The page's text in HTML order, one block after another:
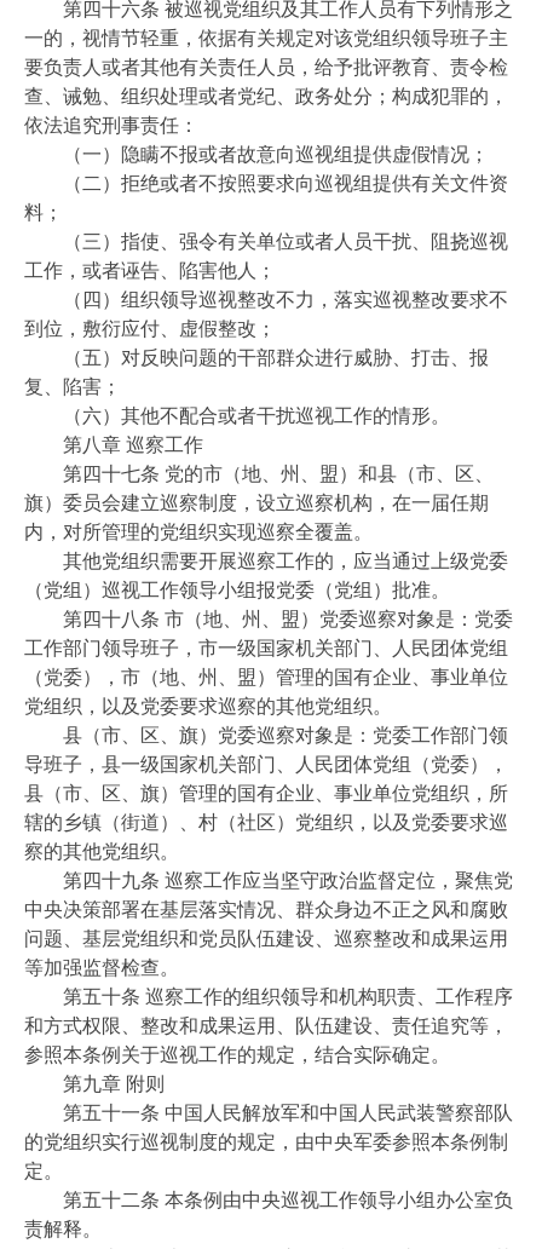
第四十六条 被巡视党组织及其工作人员有下列情形之
一的，视情节轻重，依据有关规定对该党组织领导班子主
要负责人或者其他有关责任人员，给予批评教育、责令检
查、诫勉、组织处理或者党纪、政务处分；构成犯罪的，
依法追究刑事责任：
（一）隐瞒不报或者故意向巡视组提供虚假情况；
（二）拒绝或者不按照要求向巡视组提供有关文件资
料；
（三）指使、强令有关单位或者人员干扰、阻挠巡视
工作，或者诬告、陷害他人；
（四）组织领导巡视整改不力，落实巡视整改要求不
到位，敷衍应付、虚假整改；
（五）对反映问题的干部群众进行威胁、打击、报
复、陷害；
（六）其他不配合或者干扰巡视工作的情形。
第八章 巡察工作
第四十七条 党的市（地、州、盟）和县（市、区、
旗）委员会建立巡察制度，设立巡察机构，在一届任期
内，对所管理的党组织实现巡察全覆盖。
其他党组织需要开展巡察工作的，应当通过上级党委
（党组）巡视工作领导小组报党委（党组）批准。
第四十八条 市（地、州、盟）党委巡察对象是：党委
工作部门领导班子，市一级国家机关部门、人民团体党组
（党委），市（地、州、盟）管理的国有企业、事业单位
党组织，以及党委要求巡察的其他党组织。
县（市、区、旗）党委巡察对象是：党委工作部门领
导班子，县一级国家机关部门、人民团体党组（党委），
县（市、区、旗）管理的国有企业、事业单位党组织，所
辖的乡镇（街道）、村（社区）党组织，以及党委要求巡
察的其他党组织。
第四十九条 巡察工作应当坚守政治监督定位，聚焦党
中央决策部署在基层落实情况、群众身边不正之风和腐败
问题、基层党组织和党员队伍建设、巡察整改和成果运用
等加强监督检查。
第五十条 巡察工作的组织领导和机构职责、工作程序
和方式权限、整改和成果运用、队伍建设、责任追究等，
参照本条例关于巡视工作的规定，结合实际确定。
第九章 附则
第五十一条 中国人民解放军和中国人民武装警察部队
的党组织实行巡视制度的规定，由中央军委参照本条例制
定。
第五十二条 本条例由中央巡视工作领导小组办公室负
责解释。